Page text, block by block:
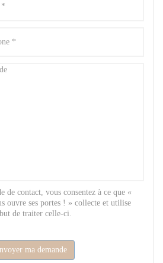
de contact, vous consentez à ce que «
ses portes ! » collecte et utilise
de traiter celle-ci.